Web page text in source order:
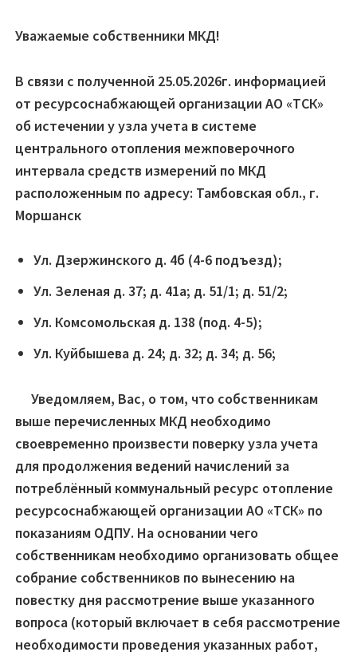
Уважаемые собственники МКД!
В связи с полученной 25.05.2026г. информацией
от ресурсоснабжающей организации АО «ТСК»
об истечении у узла учета в системе
центрального отопления межповерочного
интервала средств измерений по МКД
расположенным по адресу: Тамбовская обл., г.
Моршанск
Ул. Дзержинского д. 4б (4-6 подъезд);
Ул. Зеленая д. 37; д. 41а; д. 51/1; д. 51/2;
Ул. Комсомольская д. 138 (под. 4-5);
Ул. Куйбышева д. 24; д. 32; д. 34; д. 56;
Уведомляем, Вас, о том, что собственникам
выше перечисленных МКД необходимо
своевременно произвести поверку узла учета
для продолжения ведений начислений за
потреблённый коммунальный ресурс отопление
ресурсоснабжающей организации АО «ТСК» по
показаниям ОДПУ. На основании чего
собственникам необходимо организовать общее
собрание собственников по вынесению на
повестку дня рассмотрение выше указанного
вопроса (который включает в себя рассмотрение
необходимости проведения указанных работ,